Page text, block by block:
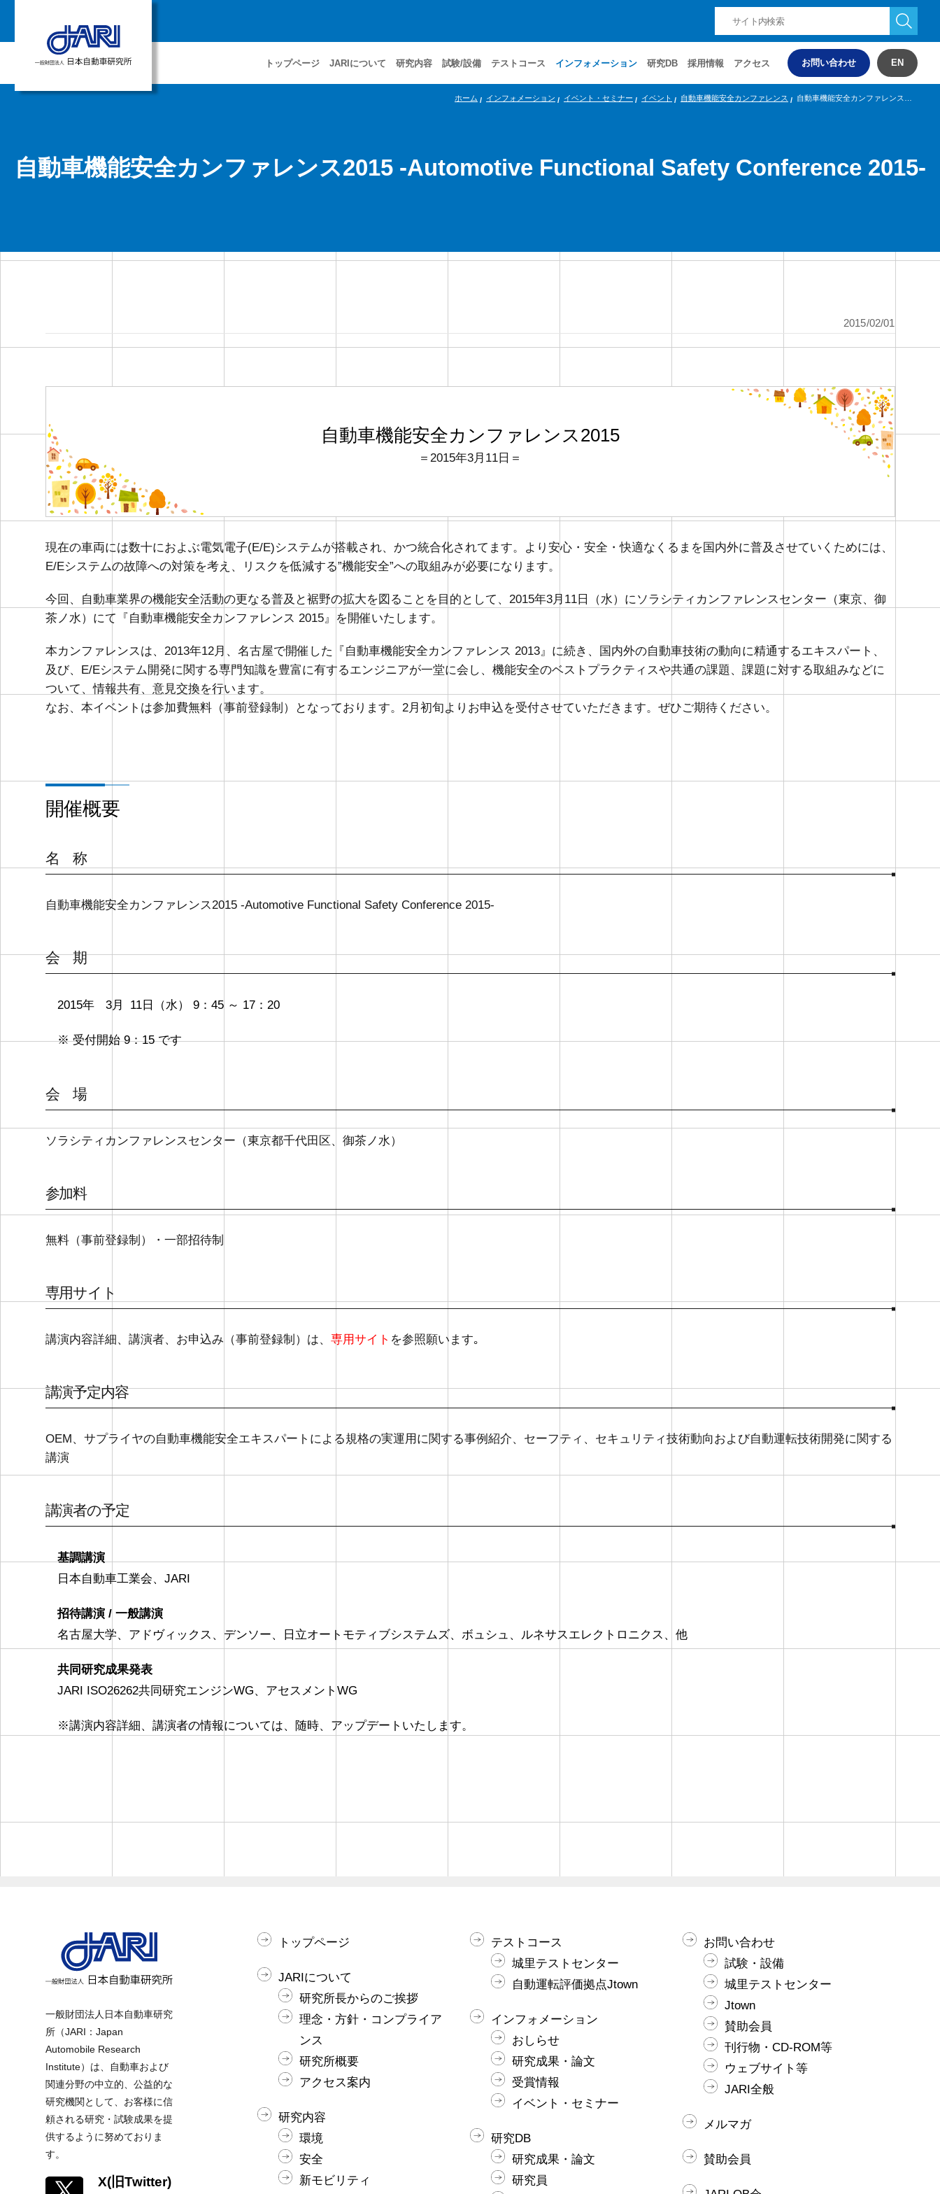
トップページ JARIについて 研究内容 試験/設備 テストコース インフォメーション 研究DB 採用情報 アクセス お問い合わせ EN
ホーム インフォメーション イベント・セミナー イベント 自動車機能安全カンファレンス
自動車機能安全カンファレンス2015 -Automotive Functional Safety Conference 2015-
2015/02/01
自動車機能安全カンファレンス2015
＝2015年3月11日＝
現在の車両には数十におよぶ電気電子(E/E)システムが搭載され、かつ統合化されてます。より安心・安全・快適なくるまを国内外に普及させていくためには、
E/Eシステムの故障への対策を考え、リスクを低減する”機能安全”への取組みが必要になります。
今回、自動車業界の機能安全活動の更なる普及と裾野の拡大を図ることを目的として、2015年3月11日（水）にソラシティカンファレンスセンター（東京、御
茶ノ水）にて『自動車機能安全カンファレンス 2015』を開催いたします。
本カンファレンスは、2013年12月、名古屋で開催した『自動車機能安全カンファレンス 2013』に続き、国内外の自動車技術の動向に精通するエキスパート、
及び、E/Eシステム開発に関する専門知識を豊富に有するエンジニアが一堂に会し、機能安全のベストプラクティスや共通の課題、課題に対する取組みなどに
ついて、情報共有、意見交換を行います。
なお、本イベントは参加費無料（事前登録制）となっております。2月初旬よりお申込を受付させていただきます。ぜひご期待ください。
開催概要
名 称
自動車機能安全カンファレンス2015 -Automotive Functional Safety Conference 2015-
会 期
2015年 3月 11日（水） 9：45 ～ 17：20
※ 受付開始 9：15 です
会 場
ソラシティカンファレンスセンター（東京都千代田区、御茶ノ水）
参加料
無料（事前登録制）・一部招待制
専用サイト
講演内容詳細、講演者、お申込み（事前登録制）は、 専用サイト を参照願います｡
講演予定内容
OEM、サプライヤの自動車機能安全エキスパートによる規格の実運用に関する事例紹介、セーフティ、セキュリティ技術動向および自動運転技術開発に関する
講演
講演者の予定
基調講演
日本自動車工業会、JARI
招待講演 / 一般講演
名古屋大学、アドヴィックス、デンソー、日立オートモティブシステムズ、ボュシュ、ルネサスエレクトロニクス、他
共同研究成果発表
JARI ISO26262共同研究エンジンWG、アセスメントWG
※講演内容詳細、講演者の情報については、随時、アップデートいたします。
一般財団法人日本自動車研究
所（JARI：Japan
Automobile Research
Institute）は、自動車および
関連分野の中立的、公益的な
研究機関として、お客様に信
頼される研究・試験成果を提
供するように努めておりま
す。
X(旧Twitter)
トップページ
JARIについて
研究所長からのご挨拶
理念・方針・コンプライア
ンス
研究所概要
アクセス案内
研究内容
環境
安全
新モビリティ
テストコース
城里テストセンター
自動運転評価拠点Jtown
インフォメーション
おしらせ
研究成果・論文
受賞情報
イベント・セミナー
研究DB
研究成果・論文
研究員
お問い合わせ
試験・設備
城里テストセンター
Jtown
賛助会員
刊行物・CD-ROM等
ウェブサイト等
JARI全般
メルマガ
賛助会員